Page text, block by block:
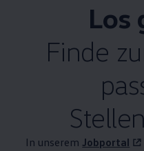
Los
Finde
In unserem Jobportal